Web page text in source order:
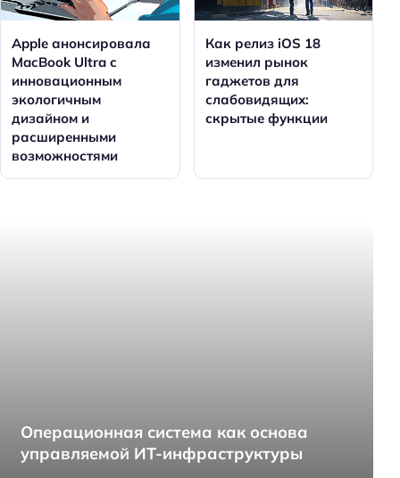
Apple анонсировала
MacBook Ultra с
инновационным
экологичным
дизайном и
расширенными
возможностями
Как релиз iOS 18
изменил рынок
гаджетов для
слабовидящих:
скрытые функции
Операционная система как основа
управляемой ИТ-инфраструктуры